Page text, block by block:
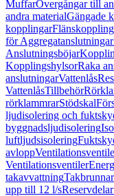
MuffarÖvergångar till
andra materialGängade
kopplingar
för Aggregatanslutningar
Anslutningsböjar
KopplingshylsorRaka
anslutningarVattenlås
VattenlåsTillbehör
rörklammrarStödskal
ljudisolering och
byggnadsljudisolering
luftljudsisolering
avlopp
Ventilationsventiler
takavvattningTakbrunnar
upp till 12 l/s